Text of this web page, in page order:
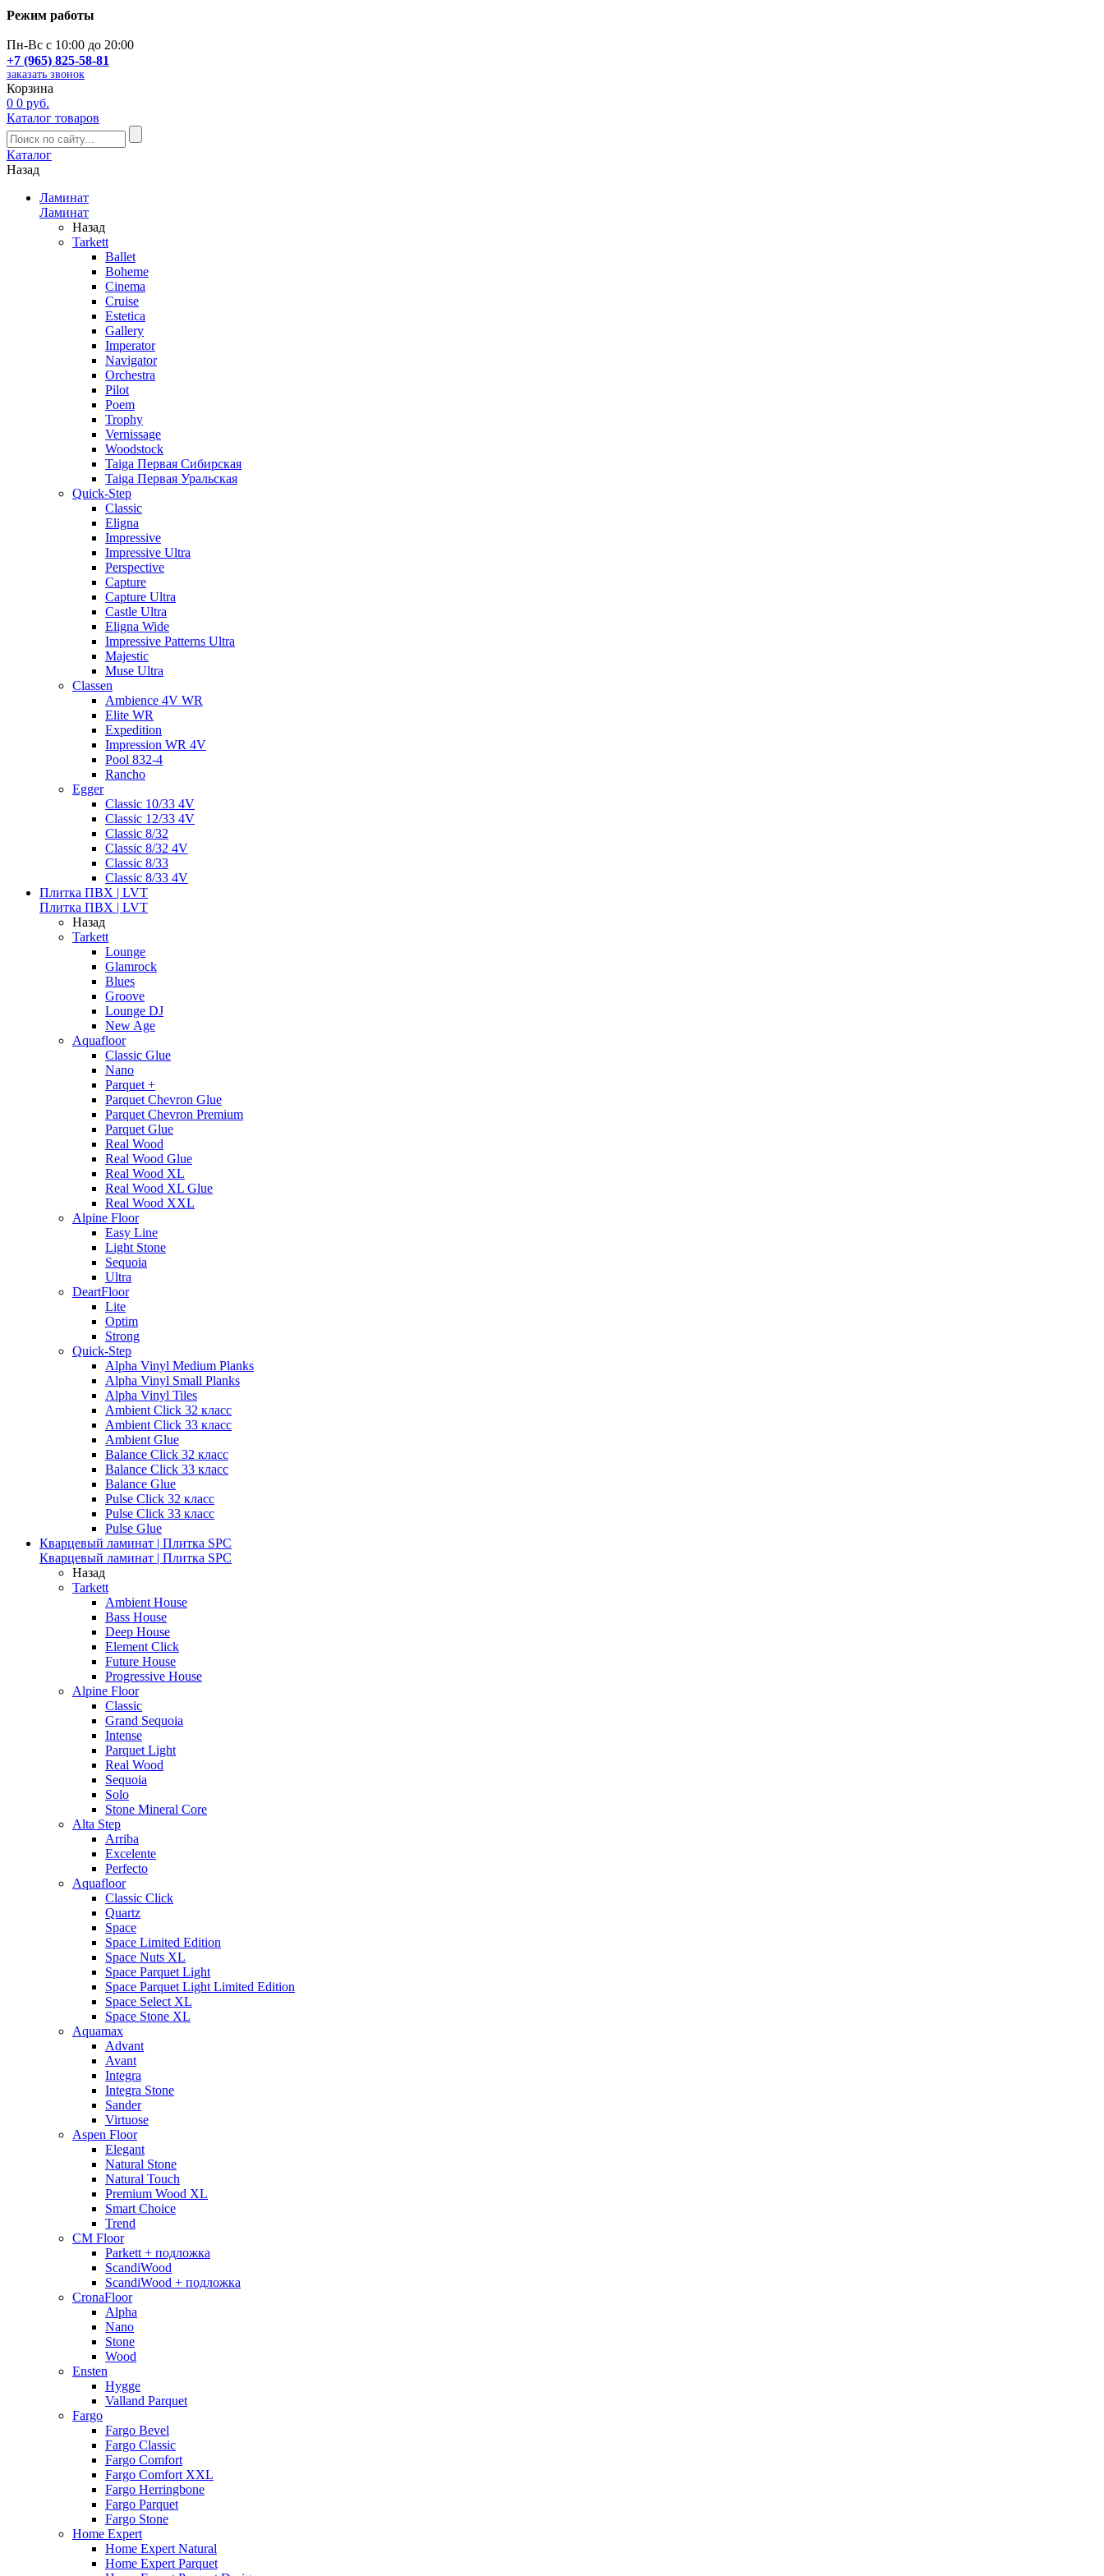
Режим работы
Пн-Вс с 10:00 до 20:00
+7 (965) 825-58-81
заказать звонок
Корзина
0 0 руб.
Каталог товаров
Каталог
Назад
Ламинат
Ламинат
Назад
Tarkett
Ballet
Boheme
Cinema
Cruise
Estetica
Gallery
Imperator
Navigator
Orchestra
Pilot
Poem
Trophy
Vernissage
Woodstock
Taiga Первая Сибирская
Taiga Первая Уральская
Quick-Step
Classic
Eligna
Impressive
Impressive Ultra
Perspective
Capture
Capture Ultra
Castle Ultra
Eligna Wide
Impressive Patterns Ultra
Majestic
Muse Ultra
Classen
Ambience 4V WR
Elite WR
Expedition
Impression WR 4V
Pool 832-4
Rancho
Egger
Classic 10/33 4V
Classic 12/33 4V
Classic 8/32
Classic 8/32 4V
Classic 8/33
Classic 8/33 4V
Плитка ПВХ | LVT
Плитка ПВХ | LVT
Назад
Tarkett
Lounge
Glamrock
Blues
Groove
Lounge DJ
New Age
Aquafloor
Classic Glue
Nano
Parquet +
Parquet Chevron Glue
Parquet Chevron Premium
Parquet Glue
Real Wood
Real Wood Glue
Real Wood XL
Real Wood XL Glue
Real Wood XXL
Alpine Floor
Easy Line
Light Stone
Sequoia
Ultra
DeartFloor
Lite
Optim
Strong
Quick-Step
Alpha Vinyl Medium Planks
Alpha Vinyl Small Planks
Alpha Vinyl Tiles
Ambient Click 32 класс
Ambient Click 33 класс
Ambient Glue
Balance Click 32 класс
Balance Click 33 класс
Balance Glue
Pulse Click 32 класс
Pulse Click 33 класс
Pulse Glue
Кварцевый ламинат | Плитка SPC
Кварцевый ламинат | Плитка SPC
Назад
Tarkett
Ambient House
Bass House
Deep House
Element Click
Future House
Progressive House
Alpine Floor
Classic
Grand Sequoia
Intense
Parquet Light
Real Wood
Sequoia
Solo
Stone Mineral Core
Alta Step
Arriba
Excelente
Perfecto
Aquafloor
Classic Click
Quartz
Space
Space Limited Edition
Space Nuts XL
Space Parquet Light
Space Parquet Light Limited Edition
Space Select XL
Space Stone XL
Aquamax
Advant
Avant
Integra
Integra Stone
Sander
Virtuose
Aspen Floor
Elegant
Natural Stone
Natural Touch
Premium Wood XL
Smart Choice
Trend
CM Floor
Parkett + подложка
ScandiWood
ScandiWood + подложка
CronaFloor
Alpha
Nano
Stone
Wood
Ensten
Hygge
Valland Parquet
Fargo
Fargo Bevel
Fargo Classic
Fargo Comfort
Fargo Comfort XXL
Fargo Herringbone
Fargo Parquet
Fargo Stone
Home Expert
Home Expert Natural
Home Expert Parquet